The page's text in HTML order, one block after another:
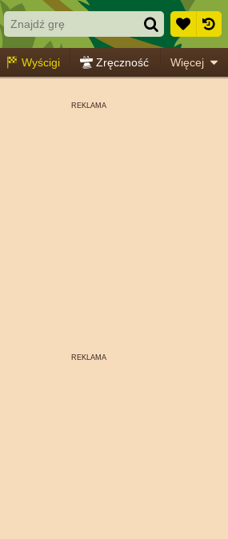
Wyścigi Zręczność Więcej